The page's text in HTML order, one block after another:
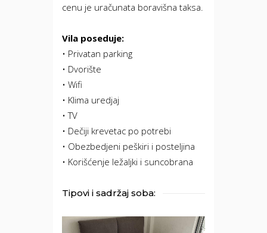
cenu je uračunata boravišna taksa.
Vila poseduje:
• Privatan parking
• Dvorište
• Wifi
• Klima uredjaj
• TV
• Dečiji krevetac po potrebi
• Obezbedjeni peškiri i posteljina
• Korišćenje ležaljki i suncobrana
Tipovi i sadržaj soba: